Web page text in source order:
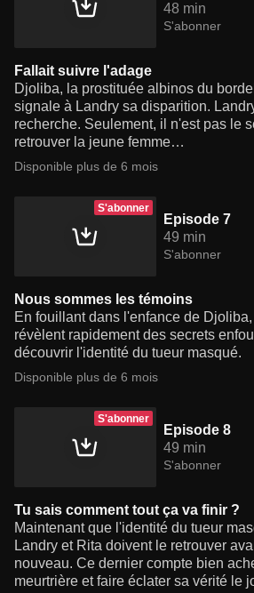
48 min
S'abonner
Fallait suivre l'adage
Djoliba, la prostituée albinos du
signale à Landry sa disparition.
recherche. Seulement, il n'est pas le
retrouver la jeune femme…
Disponible plus de 6 mois
S'abonner
Episode 7
49 min
S'abonner
Nous sommes les témoins
En fouillant dans l'enfance de
révèlent rapidement des secrets
découvrir l'identité du tueur masqué.
Disponible plus de 6 mois
S'abonner
Episode 8
49 min
S'abonner
Tu sais comment tout ça va finir ?
Maintenant que l'identité du tueur
Landry et Rita doivent le retrouver
nouveau. Ce dernier compte bien
meurtrière et faire éclater sa vérité le